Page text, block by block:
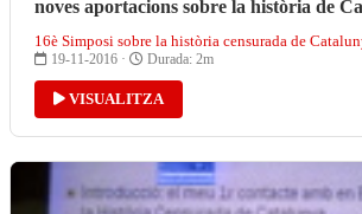
noves aportacions sobre la història de
16è Simposi sobre la història censurada de
19-11-2016 · Durada: 2m
VISUALITZA